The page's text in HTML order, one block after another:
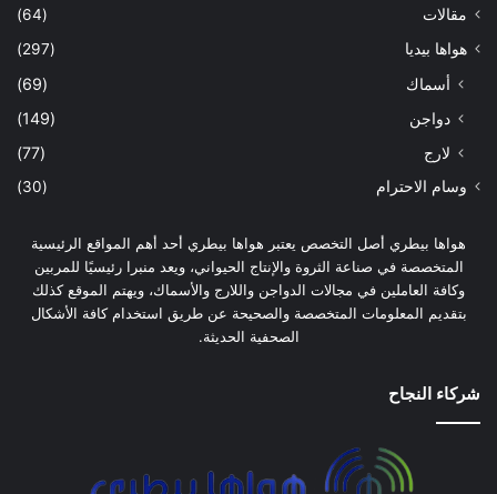
مقالات
(64)
هواها بيديا
(297)
أسماك
(69)
دواجن
(149)
لارج
(77)
وسام الاحترام (30)
هواها بيطري أصل التخصص يعتبر هواها بيطري أحد أهم المواقع الرئيسية
المتخصصة في صناعة الثروة والإنتاج الحيواني، ويعد منبرا رئيسيًا للمربين
وكافة العاملين في مجالات الدواجن واللارج والأسماك، ويهتم الموقع كذلك
بتقديم المعلومات المتخصصة والصحيحة عن طريق استخدام كافة الأشكال
الصحفية الحديثة.
شركاء النجاح